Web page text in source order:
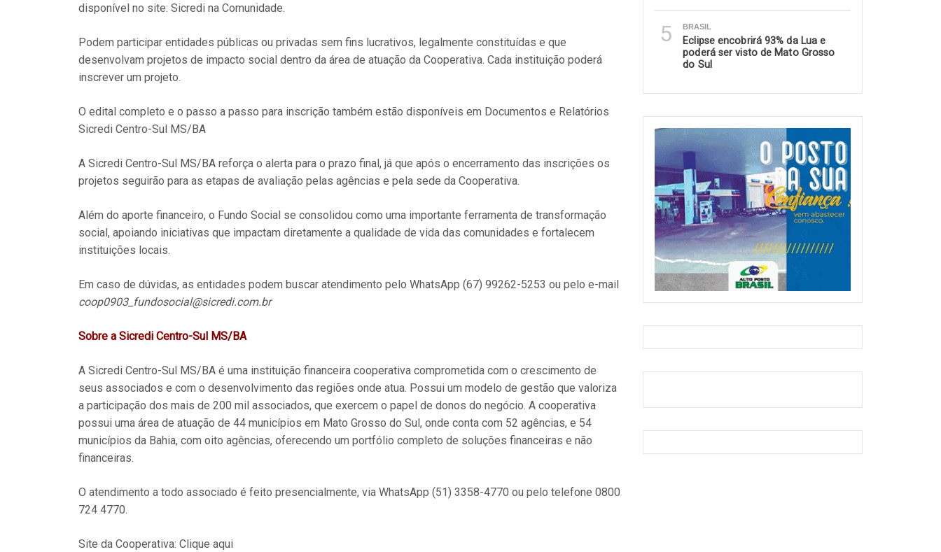
5 BRASIL
Eclipse encobrirá 93% da Lua e
poderá ser visto de Mato Grosso
do Sul
disponível no site: Sicredi na Comunidade.
Podem participar entidades públicas ou privadas sem fins lucrativos, legalmente constituídas e que
desenvolvam projetos de impacto social dentro da área de atuação da Cooperativa. Cada instituição poderá
inscrever um projeto.
O edital completo e o passo a passo para inscrição também estão disponíveis em Documentos e Relatórios
Sicredi Centro-Sul MS/BA
A Sicredi Centro-Sul MS/BA reforça o alerta para o prazo final, já que após o encerramento das inscrições os
projetos seguirão para as etapas de avaliação pelas agências e pela sede da Cooperativa.
Além do aporte financeiro, o Fundo Social se consolidou como uma importante ferramenta de transformação
social, apoiando iniciativas que impactam diretamente a qualidade de vida das comunidades e fortalecem
instituições locais.
Em caso de dúvidas, as entidades podem buscar atendimento pelo WhatsApp (67) 99262-5253 ou pelo e-mail
coop0903_fundosocial@sicredi.com.br
Sobre a Sicredi Centro-Sul MS/BA
A Sicredi Centro-Sul MS/BA é uma instituição financeira cooperativa comprometida com o crescimento de
seus associados e com o desenvolvimento das regiões onde atua. Possui um modelo de gestão que valoriza
a participação dos mais de 200 mil associados, que exercem o papel de donos do negócio. A cooperativa
possui uma área de atuação de 44 municípios em Mato Grosso do Sul, onde conta com 52 agências, e 54
municípios da Bahia, com oito agências, oferecendo um portfólio completo de soluções financeiras e não
financeiras.
O atendimento a todo associado é feito presencialmente, via WhatsApp (51) 3358-4770 ou pelo telefone 0800
724 4770.
Site da Cooperativa: Clique aqui